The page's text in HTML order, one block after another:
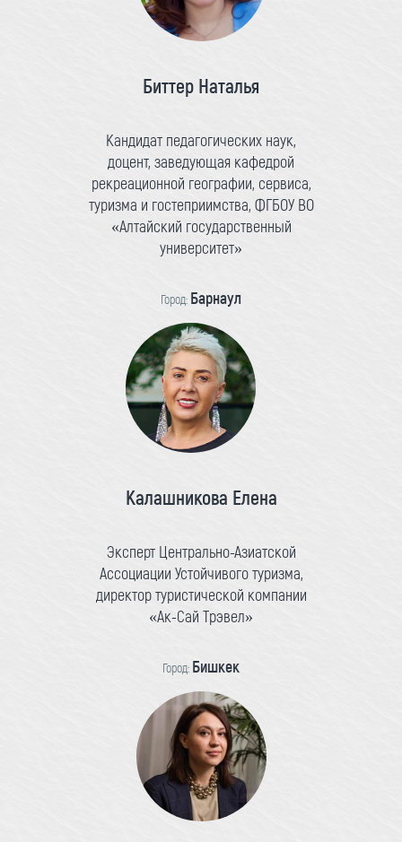
Биттер Наталья
Кандидат педагогических наук,
доцент, заведующая кафедрой
рекреационной географии, сервиса,
туризма и гостеприимства, ФГБОУ ВО
«Алтайский государственный
университет»
Город: Барнаул
Калашникова Елена
Эксперт Центрально-Азиатской
Ассоциации Устойчивого туризма,
директор туристической компании
«Ак-Сай Трэвел»
Город: Бишкек